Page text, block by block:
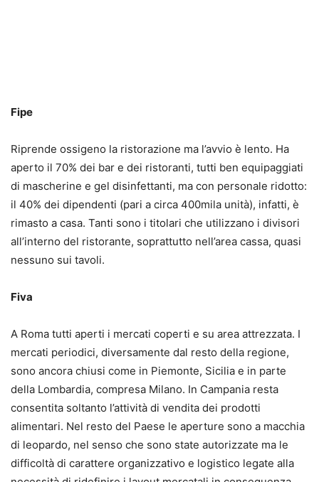
Fipe
Riprende ossigeno la ristorazione ma l’avvio è lento. Ha
aperto il 70% dei bar e dei ristoranti, tutti ben equipaggiati
di mascherine e gel disinfettanti, ma con personale ridotto:
il 40% dei dipendenti (pari a circa 400mila unità), infatti, è
rimasto a casa. Tanti sono i titolari che utilizzano i divisori
all’interno del ristorante, soprattutto nell’area cassa, quasi
nessuno sui tavoli.
Fiva
A Roma tutti aperti i mercati coperti e su area attrezzata. I
mercati periodici, diversamente dal resto della regione,
sono ancora chiusi come in Piemonte, Sicilia e in parte
della Lombardia, compresa Milano. In Campania resta
consentita soltanto l’attività di vendita dei prodotti
alimentari. Nel resto del Paese le aperture sono a macchia
di leopardo, nel senso che sono state autorizzate ma le
difficoltà di carattere organizzativo e logistico legate alla